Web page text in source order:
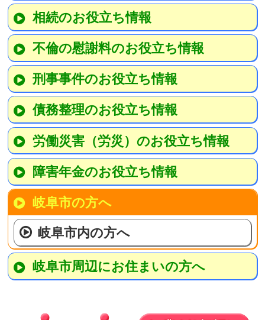
相続のお役立ち情報
不倫の慰謝料のお役立ち情報
刑事事件のお役立ち情報
債務整理のお役立ち情報
労働災害（労災）のお役立ち情報
障害年金のお役立ち情報
岐阜市の方へ
岐阜市内の方へ
岐阜市周辺にお住まいの方へ